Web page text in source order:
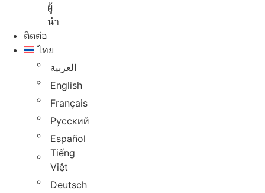
ผู้
นํา
ติดต่อ
ไทย
العربية
English
Français
Русский
Español
Tiếng
Việt
Deutsch